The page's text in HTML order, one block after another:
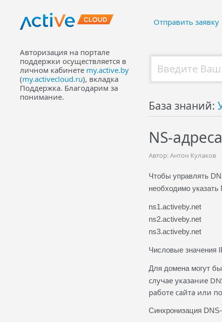
Отправить заявку
Авторизация на портале
поддержки осуществляется в
личном кабинете my.active.by
(my.activecloud.ru), вкладка
Поддержка. Благодарим за
понимание.
База знаний:
NS-
Автор: Антон Кулаков
Чтобы управлять
необходимо указать
ns1.activeby.net
ns2.activeby.net
ns3.activeby.net
Числовые значения
Для домена могут
случае указание
работе сайта или
Синхронизация